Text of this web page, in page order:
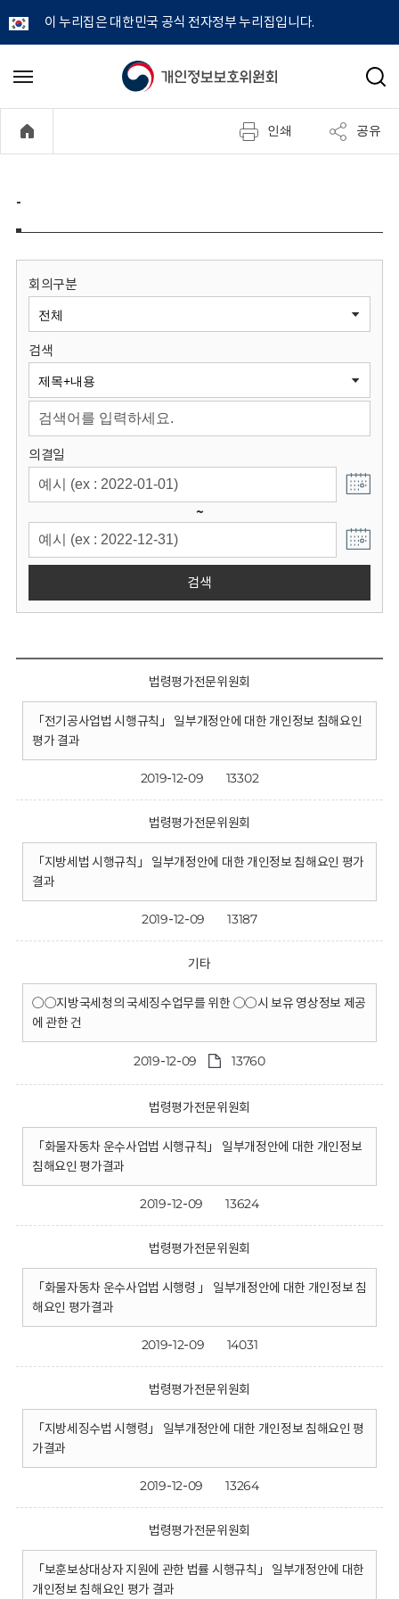
이 누리집은 대한민국 공식 전자정부 누리집입니다.
개
정
보
원
회
메
기
검
인쇄 공유
-
회의구분
검색
의결일
~
검색
법령평가전문위원회
「전기공사업법 시행규칙」 일부개정안에 대한 개인정보 침해요인
평가 결과
2019-12-09 13302
법령평가전문위원회
「지방세법 시행규칙」 일부개정안에 대한 개인정보 침해요인 평가
결과
2019-12-09 13187
기타
○○지방국세청의 국세징수업무를 위한 ○○시 보유 영상정보 제공
에 관한 건
2019-12-09 13760
법령평가전문위원회
「화물자동차 운수사업법 시행규칙」 일부개정안에 대한 개인정보
침해요인 평가결과
2019-12-09 13624
법령평가전문위원회
「화물자동차 운수사업법 시행령 」 일부개정안에 대한 개인정보 침
해요인 평가결과
2019-12-09 14031
법령평가전문위원회
「지방세징수법 시행령」 일부개정안에 대한 개인정보 침해요인 평
가결과
2019-12-09 13264
법령평가전문위원회
「보훈보상대상자 지원에 관한 법률 시행규칙」 일부개정안에 대한
개인정보 침해요인 평가 결과